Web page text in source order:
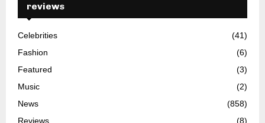
reviews
Celebrities
(41)
Fashion
(6)
Featured
(3)
Music
(2)
News
(858)
Reviews
(8)